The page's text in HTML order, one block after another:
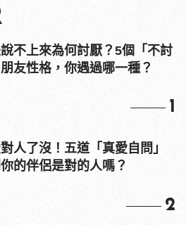
不上來為何討厭？5個「不討
友性格，你遇過哪一種？
1
人了沒！五道「真愛自問」
的伴侶是對的人嗎？
2